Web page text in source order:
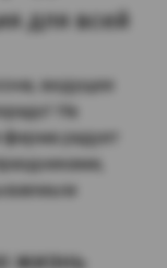
для всей
ведущее
На
радует
жизнь